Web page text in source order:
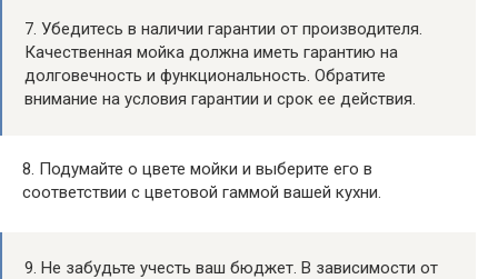
7. Убедитесь в наличии гарантии от производителя.
Качественная мойка должна иметь гарантию на
долговечность и функциональность. Обратите
внимание на условия гарантии и срок ее действия.
8. Подумайте о цвете мойки и выберите его в
соответствии с цветовой гаммой вашей кухни.
9. Не забудьте учесть ваш бюджет. В зависимости от